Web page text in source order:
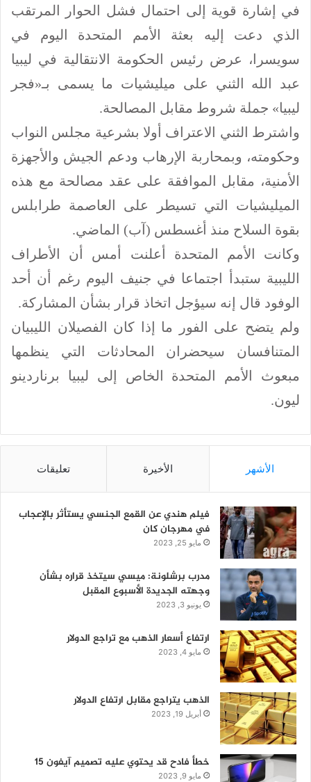
في إشارة قوية إلى احتمال فشل الحوار المرتقب
الذي دعت إليه بعثة الأمم المتحدة اليوم في
سويسرا، عرض رئيس الحكومة الانتقالية في ليبيا
عبد الله الثني على ميليشيات ما يسمى بـ«فجر
ليبيا» جملة شروط مقابل المصالحة.
واشترط الثني الاعتراف أولا بشرعية مجلس النواب
وحكومته، وبمحاربة الإرهاب ودعم الجيش والأجهزة
الأمنية، مقابل الموافقة على عقد مصالحة مع هذه
الميليشيات التي تسيطر على العاصمة طرابلس
بقوة السلاح منذ أغسطس (آب) الماضي.
وكانت الأمم المتحدة أعلنت أمس أن الأطراف
الليبية ستبدأ اجتماعا في جنيف اليوم رغم أن أحد
الوفود قال إنه سيؤجل اتخاذ قرار بشأن المشاركة.
ولم يتضح على الفور ما إذا كان الفصيلان الليبيان
المتنافسان سيحضران المحادثات التي ينظمها
مبعوث الأمم المتحدة الخاص إلى ليبيا برناردينو
ليون.
الأشهر الأخيرة تعليقات
فيلم هندي عن القمع الجنسي يستأثر بالإعجاب
في مهرجان كان
مايو 25, 2023
مدرب برشلونة: ميسي سيتخذ قراره بشأن
وجهته الجديدة الأسبوع المقبل
يونيو 3, 2023
ارتفاع أسعار الذهب مع تراجع الدولار
مايو 4, 2023
الذهب يتراجع مقابل ارتفاع الدولار
أبريل 19, 2023
خطأ فادح قد يحتوي عليه تصميم آيفون 15
مايو 9, 2023